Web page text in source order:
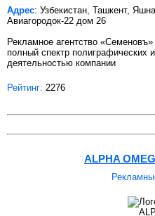
Адрес: Узбекистан, Ташкент,
Авиагородок-22 дом 26
Рекламное агентство
полный спектр
деятельностью компании
Рейтинг: 2276
ALPHA